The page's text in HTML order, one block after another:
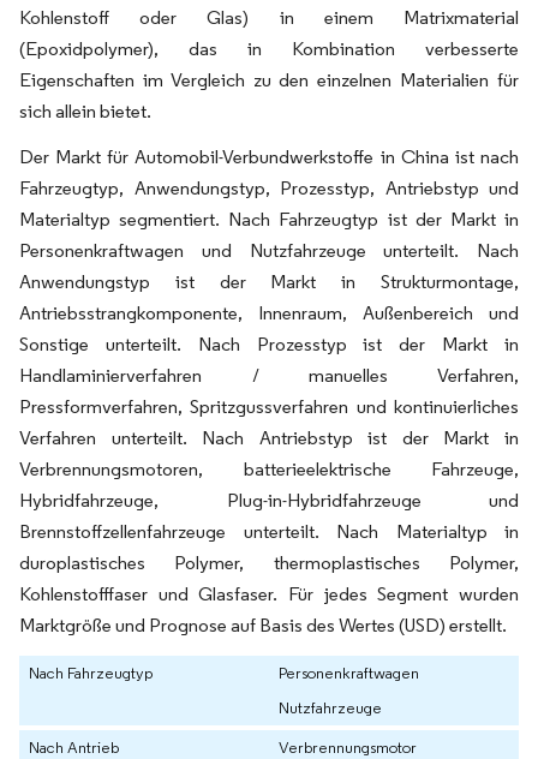
Kohlenstoff oder Glas) in einem Matrixmaterial
(Epoxidpolymer), das in Kombination verbesserte
Eigenschaften im Vergleich zu den einzelnen Materialien für
sich allein bietet.
Der Markt für Automobil-Verbundwerkstoffe in China ist nach
Fahrzeugtyp, Anwendungstyp, Prozesstyp, Antriebstyp und
Materialtyp segmentiert. Nach Fahrzeugtyp ist der Markt in
Personenkraftwagen und Nutzfahrzeuge unterteilt. Nach
Anwendungstyp ist der Markt in Strukturmontage,
Antriebsstrangkomponente, Innenraum, Außenbereich und
Sonstige unterteilt. Nach Prozesstyp ist der Markt in
Handlaminierverfahren / manuelles Verfahren,
Pressformverfahren, Spritzgussverfahren und kontinuierliches
Verfahren unterteilt. Nach Antriebstyp ist der Markt in
Verbrennungsmotoren, batterieelektrische Fahrzeuge,
Hybridfahrzeuge, Plug-in-Hybridfahrzeuge und
Brennstoffzellenfahrzeuge unterteilt. Nach Materialtyp in
duroplastisches Polymer, thermoplastisches Polymer,
Kohlenstofffaser und Glasfaser. Für jedes Segment wurden
Marktgröße und Prognose auf Basis des Wertes (USD) erstellt.
Nach Fahrzeugtyp
Personenkraftwagen
Nutzfahrzeuge
Nach Antrieb
Verbrennungsmotor